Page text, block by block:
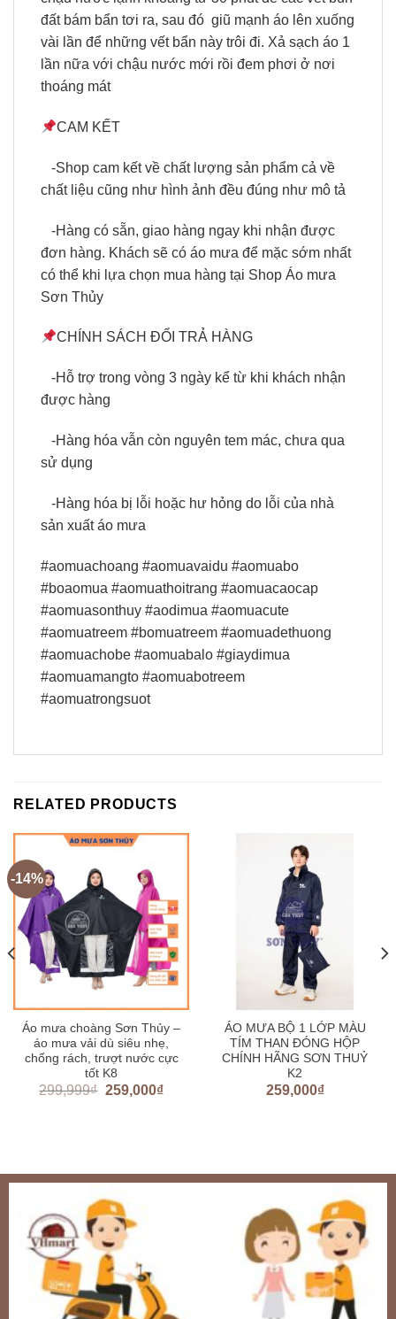
đất bám bẩn tơi ra, sau đó giũ mạnh áo lên xuống
vài lần để những vết bẩn này trôi đi. Xả sạch áo 1
lần nữa với chậu nước mới rồi đem phơi ở nơi
thoáng mát
CAM KẾT
-Shop cam kết về chất lượng sản phẩm cả về
chất liệu cũng như hình ảnh đều đúng như mô tả
-Hàng có sẵn, giao hàng ngay khi nhận được
đơn hàng. Khách sẽ có áo mưa để mặc sớm nhất
có thể khi lựa chọn mua hàng tại Shop Áo mưa
Sơn Thủy
CHÍNH SÁCH ĐỔI TRẢ HÀNG
-Hỗ trợ trong vòng 3 ngày kể từ khi khách nhận
được hàng
-Hàng hóa vẫn còn nguyên tem mác, chưa qua
sử dụng
-Hàng hóa bị lỗi hoặc hư hỏng do lỗi của nhà
sản xuất áo mưa
#aomuachoang #aomuavaidu #aomuabo
#boaomua #aomuathoitrang #aomuacaocap
#aomuasonthuy #aodimua #aomuacute
#aomuatreem #bomuatreem #aomuadethuong
#aomuachobe #aomuabalo #giaydimua
#aomuamangto #aomuabotreem
#aomuatrongsuot
RELATED PRODUCTS
-14%
Áo mưa choàng Sơn Thủy –
áo mưa vải dù siêu nhẹ,
chống rách, trượt nước cực
tốt K8
299,999₫ 259,000₫
ÁO MƯA BỘ 1 LỚP MÀU
TÍM THAN ĐÓNG HỘP
CHÍNH HÃNG SƠN THUỶ
K2
259,000₫